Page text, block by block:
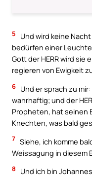
5
Und wird keine
bedürfen einer
Gott der HERR wird
regieren von Ewigkeit
6 Und er sprach zu
wahrhaftig; und der
Propheten, hat seinen
Knechten, was bald
7 Siehe, ich komme
Weissagung in diesem
8
Und ich bin